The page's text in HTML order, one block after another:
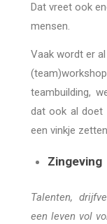
Dat vreet ook
mensen.
Vaak wordt er
teambuilding,
dat ook al doet
een vinkje
Zingeving
Talenten,
een leven vol